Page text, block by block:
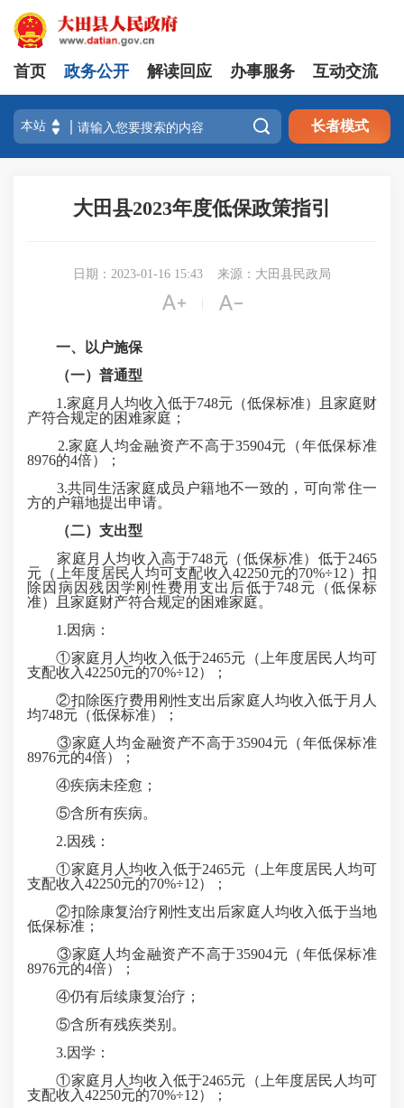
首页 政务公开 解读回应 办事服务 互动交流
 长者模式
大田县2023年度低保政策指引
日期：2023-01-16 15:43 来源：大田县民政局
 
一、
以户施保
（一）普通型
1.家庭月人均收入低于748元（低保标准）且家庭财
产符合规定的困难家庭；
2.家庭人均金融资产不高于35904元（年低保标准
8976的4倍）；
3.共同生活家庭成员户籍地不一致的，可向常住一
方的户籍地提出申请。
（二）支出型
家庭月人均收入高于748元（低保标准）低于2465
元（上年度居民人均可支配收入42250元的70%÷12）扣
除因病因残因学刚性费用支出后低于748元（低保标
准）且家庭财产符合规定的困难家庭。
1.因病：
①家庭月人均收入低于2465元（上年度居民人均可
支配收入42250元的70%÷12）；
②扣除医疗费用刚性支出后家庭人均收入低于月人
均748元（低保标准）；
③家庭人均金融资产不高于35904元（年低保标准
8976元的4倍）；
④疾病未痊愈；
⑤含所有疾病。
2.因残：
①家庭月人均收入低于2465元（上年度居民人均可
支配收入42250元的70%÷12）；
②扣除康复治疗刚性支出后家庭人均收入低于当地
低保标准；
③家庭人均金融资产不高于35904元（年低保标准
8976元的4倍）；
④仍有后续康复治疗；
⑤含所有残疾类别。
3.因学：
①家庭月人均收入低于2465元（上年度居民人均可
支配收入42250元的70%÷12）；